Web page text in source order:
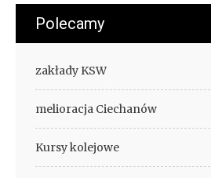
Polecamy
zakłady KSW
melioracja Ciechanów
Kursy kolejowe